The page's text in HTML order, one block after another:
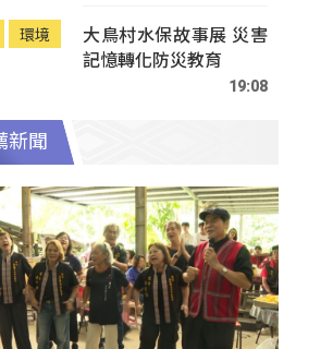
環境
大鳥村水保故事展 災害
記憶轉化防災教育
19:08
新聞